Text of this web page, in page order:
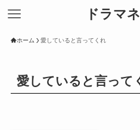
ドラマ
ホーム 愛していると言ってくれ
愛していると言って